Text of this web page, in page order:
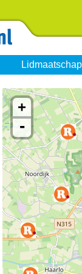
Lidmaatschap
+
-